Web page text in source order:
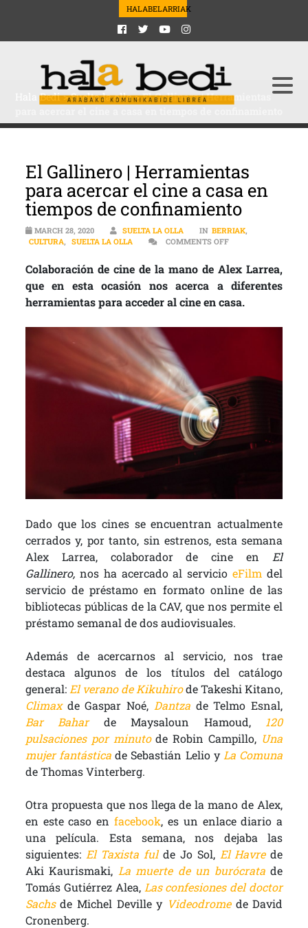
HALABELARRIAK
Hala Bedi>Suelta la olla>El Gallinero | Herramientas
El Gallinero | Herramientas
para acercar el cine a casa en
tiempos de confinamiento
MARCH 28, 2020 SUELTA LA OLLA IN BERRIAK,
CULTURA, SUELTA LA OLLA COMMENTS OFFON EL GALLINERO |
Colaboración de cine de la mano de Alex Larrea,
que en esta ocasión nos acerca a diferentes
herramientas para acceder al cine en casa.
Dado que los cines se encuentran actualmente
cerrados y, por tanto, sin estrenos, esta semana
Alex Larrea, colaborador de cine en El
Gallinero,nos ha acercado al servicioeFilm del
servicio de préstamo en formato online de las
bibliotecas públicas de la CAV, que nos permite el
préstamo semanal de dos audiovisuales.
Además de acercarnos al servicio, nos trae
destaca algunos de los títulos del catálogo
general: El verano de Kikuhirode Takeshi Kitano,
Climaxde Gaspar Noé, Dantzade Telmo Esnal,
Bar Baharde Maysaloun Hamoud, 120
pulsaciones por minutode Robin Campillo, Una
mujer fantástica de Sebastián Lelio y La Comuna
de Thomas Vinterberg.
Otra propuesta que nos llega de la mano de Alex,
en este caso enfacebook, es un enlace diario a
una película. Esta semana, nos dejaba las
siguientes: El Taxista fulde Jo Sol, El Havrede
Aki Kaurismaki, La muerte de un burócratade
Tomás Gutiérrez Alea, Las confesiones del doctor
SachsdeMichel Devilley Videodromede David
Cronenberg.